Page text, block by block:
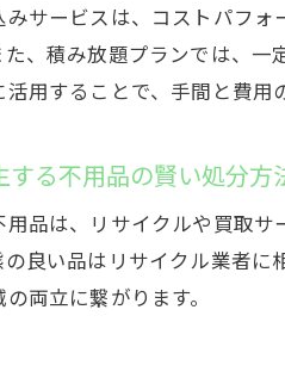
サービスは、コストパフ
た、積み放題プランでは、
用することで、手間と費用
する不用品の賢い処分方
品は、リサイクルや買取
良い品はリサイクル業者
両立に繋がります。